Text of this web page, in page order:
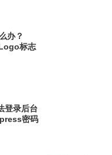
办？
标志
登录后台
密码